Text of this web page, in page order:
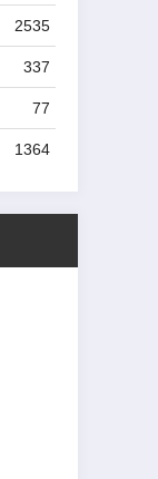
2535
337
77
1364